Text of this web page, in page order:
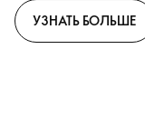
УЗНАТЬ БОЛЬШЕ